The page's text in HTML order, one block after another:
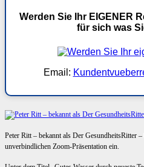
Werden Sie Ihr EIGENER
für sich was
Email:
Peter Ritt – bekannt als Der GesundheitsRitter
unverbindlichen Zoom-Präsentation ein.